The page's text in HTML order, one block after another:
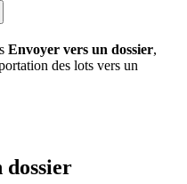
Envoyer vers un dossier,
des lots vers un
dossier